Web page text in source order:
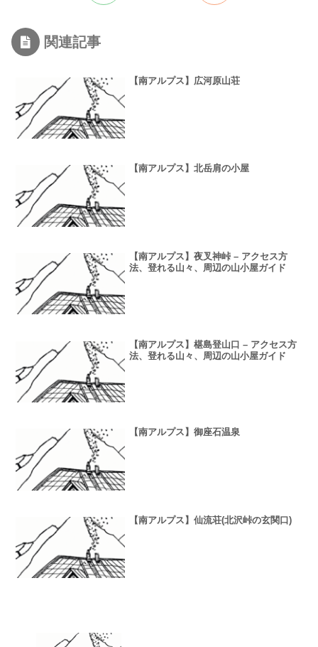
関連記事
【南アルプス】広河原山荘
【南アルプス】北岳肩の小屋
【南アルプス】夜叉神峠 – アクセス方
法、登れる山々、周辺の山小屋ガイド
【南アルプス】椹島登山口 – アクセス方
法、登れる山々、周辺の山小屋ガイド
【南アルプス】御座石温泉
【南アルプス】仙流荘(北沢峠の玄関口)